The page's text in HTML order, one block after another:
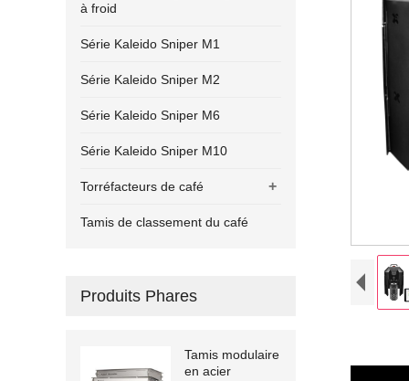
à froid
Série Kaleido Sniper M1
Série Kaleido Sniper M2
Série Kaleido Sniper M6
Série Kaleido Sniper M10
+
Torréfacteurs de café
Tamis de classement du café
Produits Phares
Tamis modulaire
en acier